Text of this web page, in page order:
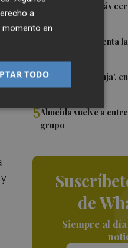
2 Awa Fam deja más
El Valencia presenta
4El 'Trofeu Taronja',
por À Punt
5Almeida vuelve a
grupo
de
Siempre al
a
momento en
TODO